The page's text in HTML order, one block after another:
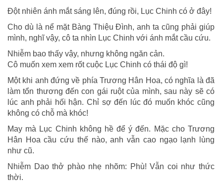
Đột nhiên ánh mắt sáng lên, đúng rồi, Lục Chinh có ở đây!
Cho dù là nể mặt Bàng Thiệu Đình, anh ta cũng phải giúp
mình, nghĩ vậy, cô ta nhìn Lục Chinh với ánh mắt cầu cứu.
Nhiễm bao thấy vậy, nhưng không ngăn cản.
Cô muốn xem xem rốt cuộc Lục Chinh có thái độ gì!
Một khi anh đứng về phía Trương Hân Hoa, có nghĩa là đã
làm tổn thương đến con gái ruột của mình, sau này sẽ có
lúc anh phải hối hận. Chỉ sợ đến lúc đó muốn khóc cũng
không có chỗ mà khóc!
May mà Lục Chinh không hề để ý đến. Mặc cho Trương
Hân Hoa cầu cứu thế nào, anh vẫn cao ngạo lạnh lùng
như cũ.
Nhiễm Dao thở phào nhẹ nhõm: Phù! Vẫn coi như thức
thời.